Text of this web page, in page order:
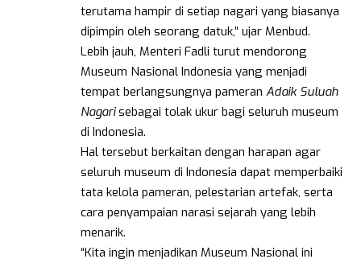
terutama hampir di setiap nagari yang biasanya
dipimpin oleh seorang datuk,” ujar Menbud.
Lebih jauh, Menteri Fadli turut mendorong
Museum Nasional Indonesia yang menjadi
tempat berlangsungnya pameran Adaik Suluah
Nagarisebagai tolak ukur bagi seluruh museum
di Indonesia.
Hal tersebut berkaitan dengan harapan agar
seluruh museum di Indonesia dapat memperbaiki
tata kelola pameran, pelestarian artefak, serta
cara penyampaian narasi sejarah yang lebih
menarik.
“Kita ingin menjadikan Museum Nasional ini